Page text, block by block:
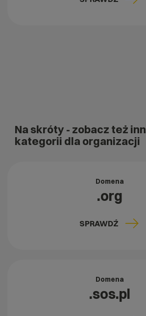
Na skróty - zobacz też
kategorii dla organizacji
Domena
.org
SPRAWDŹ
Domena
.sos.pl